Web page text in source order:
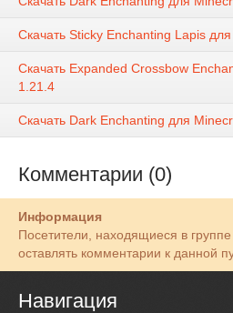
Скачать Sticky Enchanting Lapis
Скачать Expanded Crossbow
1.21.4
Скачать Dark Enchanting для
Комментарии (0)
Информация
Посетители, находящиеся в группе
оставлять комментарии к данной
Навигация